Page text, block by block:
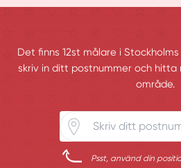
Det finns 12st målare i
skriv in ditt postnummer och
område.
Psst, använd din